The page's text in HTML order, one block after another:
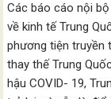
Các báo cáo nội
về kinh tế Trung
phương tiện truyền
thay thế Trung
hậu COVID- 19,